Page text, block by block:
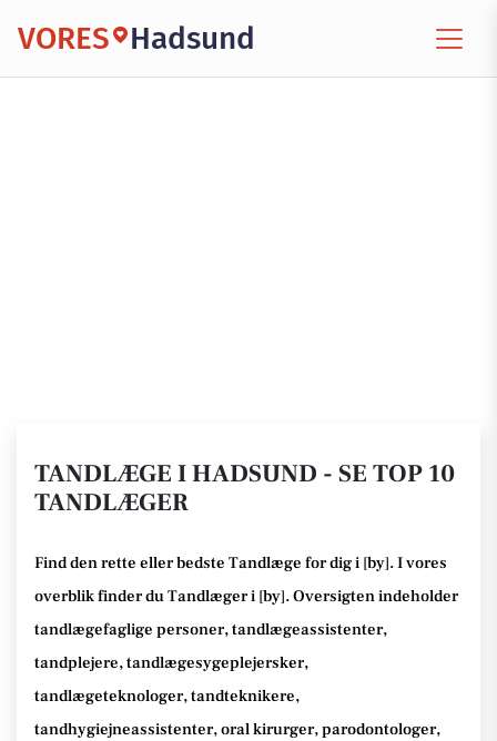
VORES Hadsund
TANDLÆGE I HADSUND - SE TOP 10
TANDLÆGER
Find den rette eller bedste Tandlæge for dig i [by]. I vores
overblik finder du Tandlæger i [by].Oversigten indeholder
tandlægefaglige personer, tandlægeassistenter,
tandplejere, tandlægesygeplejersker,
tandlægeteknologer, tandteknikere,
tandhygiejneassistenter, oral kirurger, parodontologer,